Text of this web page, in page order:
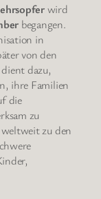
wird
begangen.
in
von den
dazu,
ihre Familien
die
zu
zu den